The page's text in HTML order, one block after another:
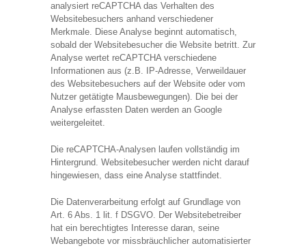
analysiert reCAPTCHA das Verhalten des
Websitebesuchers anhand verschiedener
Merkmale. Diese Analyse beginnt automatisch,
sobald der Websitebesucher die Website betritt. Zur
Analyse wertet reCAPTCHA verschiedene
Informationen aus (z.B. IP-Adresse, Verweildauer
des Websitebesuchers auf der Website oder vom
Nutzer getätigte Mausbewegungen). Die bei der
Analyse erfassten Daten werden an Google
weitergeleitet.
Die reCAPTCHA-Analysen laufen vollständig im
Hintergrund. Websitebesucher werden nicht darauf
hingewiesen, dass eine Analyse stattfindet.
Die Datenverarbeitung erfolgt auf Grundlage von
Art. 6 Abs. 1 lit. f DSGVO. Der Websitebetreiber
hat ein berechtigtes Interesse daran, seine
Webangebote vor missbräuchlicher automatisierter